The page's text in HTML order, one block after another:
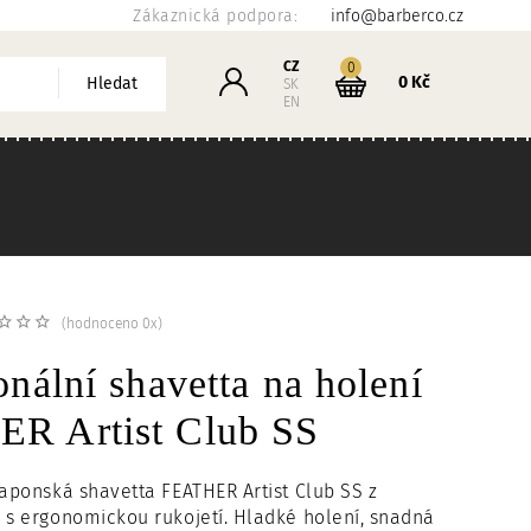
Zákaznická podpora: info@barberco.cz
Hledat Přihlášení
CZ
SK
EN
Košík
0kusů
0 Kč
shavetta na holení
Artist Club SS
(hodnoceno 0x)
shavetta FEATHER Artist Club SS z
ergonomickou rukojetí. Hladké holení, snadná